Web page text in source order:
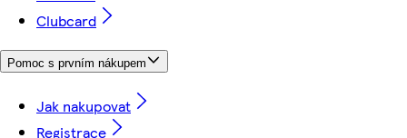
Clubcard
Pomoc s prvním nákupem
Jak nakupovat
Registrace